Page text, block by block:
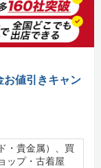
お値引きキャン
・貴金属）、買
ップ・古着屋